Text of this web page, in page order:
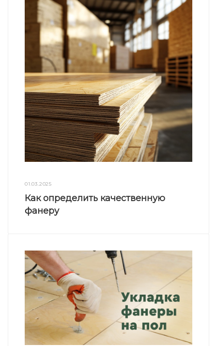
01.03.2025
Как определить качественную
фанеру